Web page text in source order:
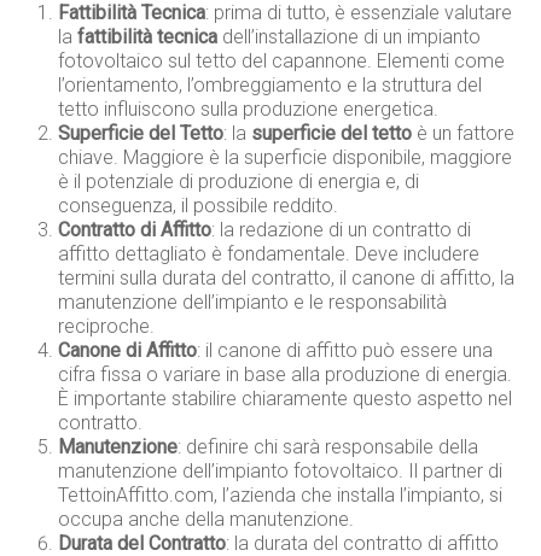
Fattibilità Tecnica: prima di tutto, è essenziale valutare
la fattibilità tecnica dell’installazione di un impianto
fotovoltaico sul tetto del capannone. Elementi come
l’orientamento, l’ombreggiamento e la struttura del
tetto influiscono sulla produzione energetica.
Superficie del Tetto: la superficie del tetto è un fattore
chiave. Maggiore è la superficie disponibile, maggiore
è il potenziale di produzione di energia e, di
conseguenza, il possibile reddito.
Contratto di Affitto: la redazione di un contratto di
affitto dettagliato è fondamentale. Deve includere
termini sulla durata del contratto, il canone di affitto, la
manutenzione dell’impianto e le responsabilità
reciproche.
Canone di Affitto: il canone di affitto può essere una
cifra fissa o variare in base alla produzione di energia.
È importante stabilire chiaramente questo aspetto nel
contratto.
Manutenzione: definire chi sarà responsabile della
manutenzione dell’impianto fotovoltaico. Il partner di
TettoinAffitto.com, l’azienda che installa l’impianto, si
occupa anche della manutenzione.
Durata del Contratto: la durata del contratto di affitto